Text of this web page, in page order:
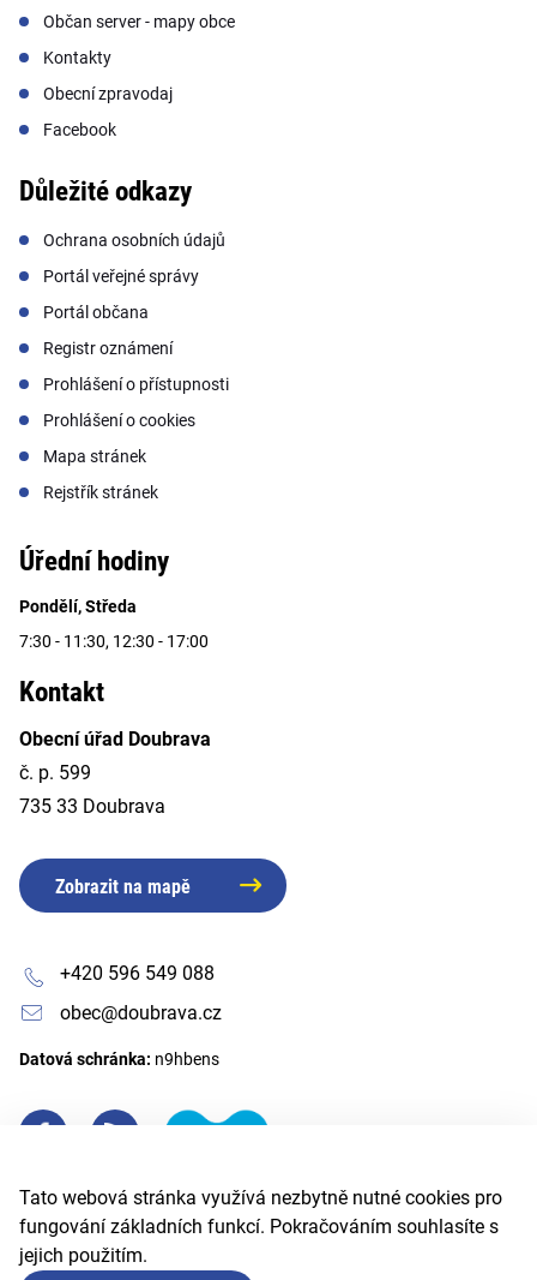
Tato webová stránka využívá nezbytně nutné cookies pro
fungování základních funkcí. Pokračováním souhlasíte s
jejich použitím.
Občan server - mapy obce
Kontakty
Obecní zpravodaj
Facebook
Důležité odkazy
Ochrana osobních údajů
Portál veřejné správy
Portál občana
Registr oznámení
Prohlášení o přístupnosti
Prohlášení o cookies
Mapa stránek
Rejstřík stránek
Úřední hodiny
Pondělí, Středa
7:30 - 11:30, 12:30 - 17:00
Kontakt
Obecní úřad Doubrava
č. p. 599
735 33 Doubrava
Zobrazit na mapě
+420 596 549 088
obec@doubrava.cz
Datová schránka: n9hbens